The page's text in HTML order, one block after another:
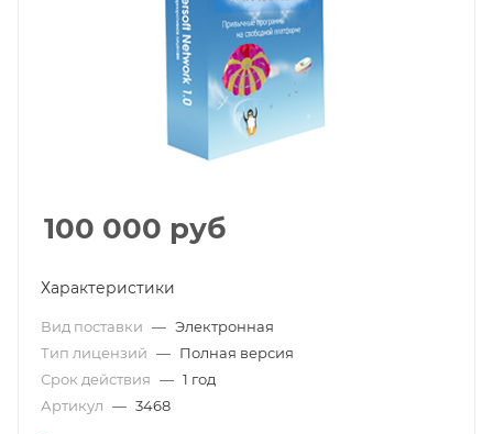
100 000 руб
Характеристики
Вид поставки — Электронная
Тип лицензий — Полная версия
Срок действия — 1 год
Артикул — 3468